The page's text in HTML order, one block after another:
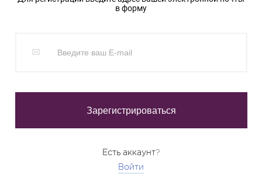
в форму
Есть аккаунт?
Войти